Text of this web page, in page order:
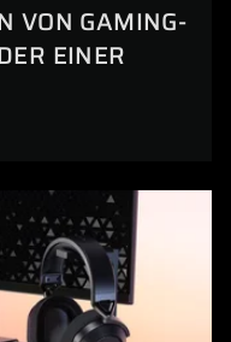
VON GAMING-
EINER